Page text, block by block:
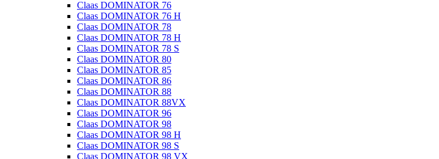
Claas DOMINATOR 76
Claas DOMINATOR 76 H
Claas DOMINATOR 78
Claas DOMINATOR 78 H
Claas DOMINATOR 78 S
Claas DOMINATOR 80
Claas DOMINATOR 85
Claas DOMINATOR 86
Claas DOMINATOR 88
Claas DOMINATOR 88VX
Claas DOMINATOR 96
Claas DOMINATOR 98
Claas DOMINATOR 98 H
Claas DOMINATOR 98 S
Claas DOMINATOR 98 VX